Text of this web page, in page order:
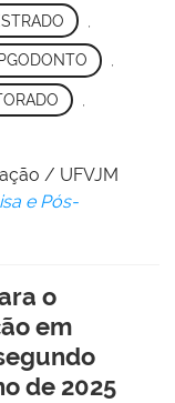
,
/ UFVJM
e Pós-
o
em
de 2025